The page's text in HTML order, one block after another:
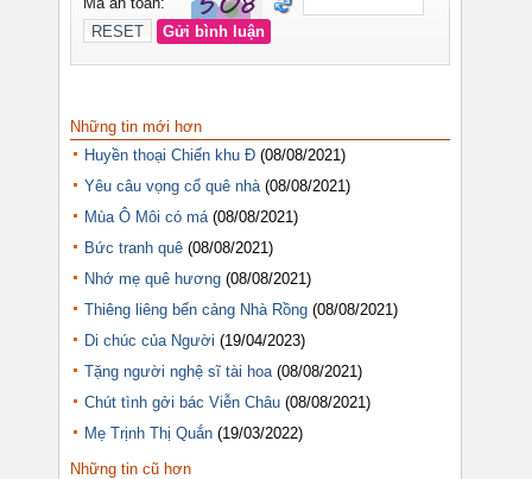
Những tin mới hơn
Huyền thoại Chiến khu Đ (08/08/2021)
Yêu câu vọng cổ quê nhà (08/08/2021)
Mùa Ô Môi có má (08/08/2021)
Bức tranh quê (08/08/2021)
Nhớ mẹ quê hương (08/08/2021)
Thiêng liêng bến cảng Nhà Rồng (08/08/2021)
Di chúc của Người (19/04/2023)
Tặng người nghệ sĩ tài hoa (08/08/2021)
Chút tình gởi bác Viễn Châu (08/08/2021)
Mẹ Trịnh Thị Quắn (19/03/2022)
Những tin cũ hơn